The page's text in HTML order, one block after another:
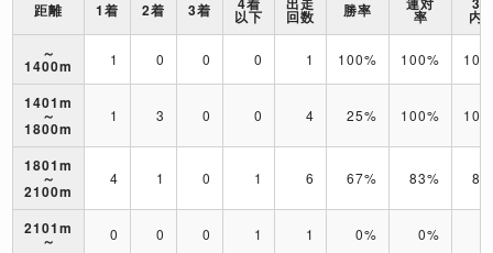
距離 1着 2着 3着 以下 回数 勝率 率
内
～
1400m 1 0 0 0 1 100% 100%
1401m
～
1800m
1 3 0 0 4 25% 100%
1801m
～
2100m
4 1 0 1 6 67% 83%
2101m
～ 0 0 0 1 1 0% 0%